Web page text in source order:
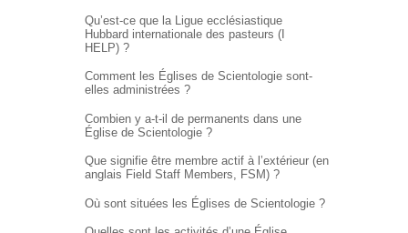
Qu’est-ce que la Ligue ecclésiastique
Hubbard internationale des pasteurs (I
HELP) ?
Comment les Églises de Scientologie sont-
elles administrées ?
Combien y a-t-il de permanents dans une
Église de Scientologie ?
Que signifie être membre actif à l’extérieur (en
anglais Field Staff Members, FSM) ?
Où sont situées les Églises de Scientologie ?